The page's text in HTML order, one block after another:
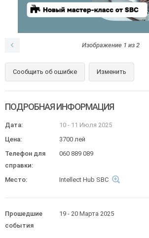
Изображение 1 из 2
Сообщить об ошибке Изменить
ПОДРОБНАЯ ИНФОРМАЦИЯ
Дата:
10 - 11 Июля 2025
Цена:
3700 лей
Телефон для
справки:
060 889 089
Место: Intellect Hub SBC
Прошедшие
события
19 - 20 Марта 2025